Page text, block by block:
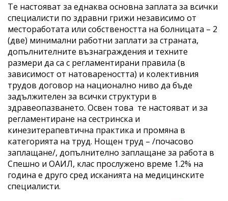
Те настояват за еднаква основна заплата за всички
специалисти по здравни грижи независимо от
местоработата или собствеността на болницата – 2
(две) минимални работни заплати за страната,
допълнителните възнаграждения и техните
размери да са с регламентирани правила (в
зависимост от натовареността) и колективния
трудов договор на национално ниво да бъде
задължителен за всички структури в
здравеопазването. Освен това те настояват и за
регламентиране на сестринска и
кинезитерапевтична практика и промяна в
категорията на труд. Нощен труд – /почасово
заплащане/, допълнително заплащане за работа в
Спешно и ОАИЛ, клас прослужено време 1.2% на
година е друго сред исканията на медицинските
специалисти.